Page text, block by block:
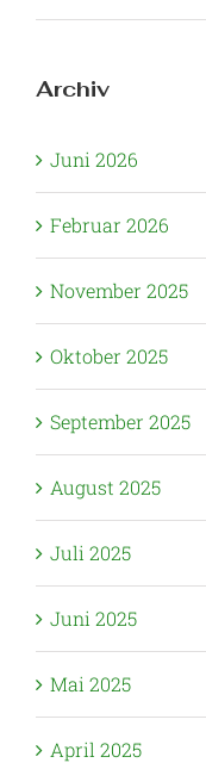
Archiv
Juni 2026
Februar 2026
November 2025
Oktober 2025
September 2025
August 2025
Juli 2025
Juni 2025
Mai 2025
April 2025